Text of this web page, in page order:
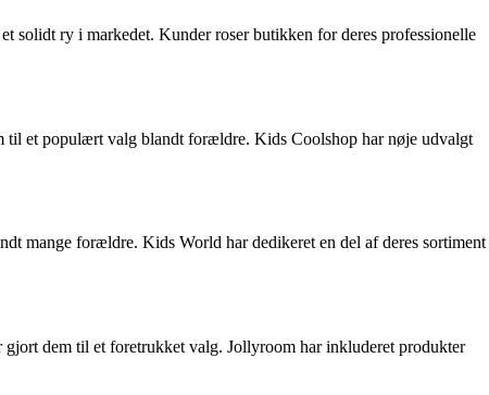
solidt ry i markedet. Kunder roser butikken for deres professionelle
til et populært valg blandt forældre. Kids Coolshop har nøje udvalgt
mange forældre. Kids World har dedikeret en del af deres sortiment
dem til et foretrukket valg. Jollyroom har inkluderet produkter